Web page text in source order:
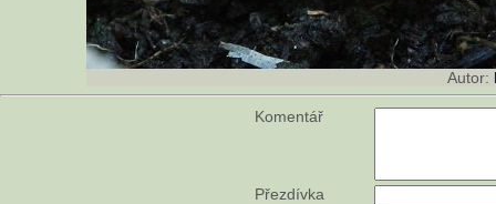
Autor:
Komentář
Přezdívka